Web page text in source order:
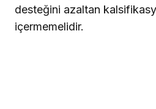
desteğini azaltan
içermemelidir.